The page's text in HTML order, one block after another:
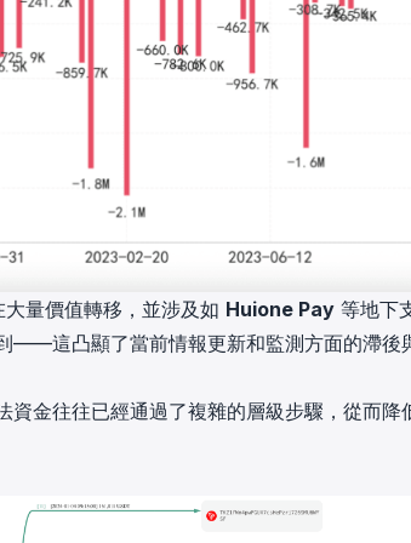
量價值轉移，並涉及如 Huione Pay 等地下
——這凸顯了當前情報更新和監測方面的滯後
金往往已經通過了複雜的層級步驟，從而降